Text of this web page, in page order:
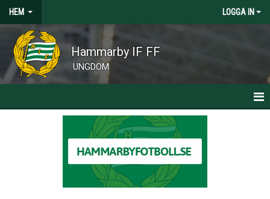
HEM LOGGA IN
Hammarby IF FF
UNGDOM
CAMPER, CLINICS OCH SOMMARFOTBOLLSSKOLA